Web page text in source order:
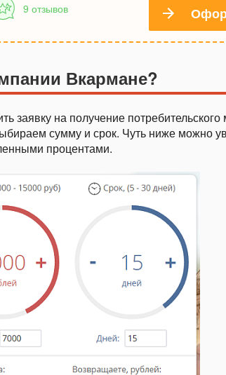
9 отзывов
Вкармане?
заявку на получение
сумму и срок. Чуть ниже можно
процентами.